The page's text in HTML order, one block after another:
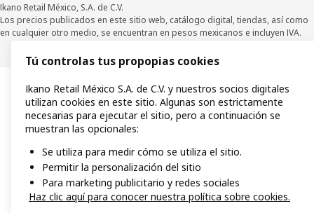
Ikano Retail México, S.A. de C.V.
Los precios publicados en este sitio web, catálogo digital, tiendas, así como
en cualquier otro medio, se encuentran en pesos mexicanos e incluyen IVA.
Tú controlas tus propopias cookies
Ikano Retail México S.A. de C.V. y nuestros socios digitales
utilizan cookies en este sitio. Algunas son estrictamente
necesarias para ejecutar el sitio, pero a continuación se
muestran las opcionales:
Se utiliza para medir cómo se utiliza el sitio.
Permitir la personalización del sitio
Para marketing publicitario y redes sociales
Haz clic aquí para conocer nuestra política sobre cookies.